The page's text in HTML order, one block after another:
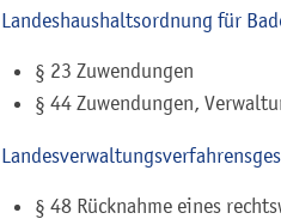
Landeshaushaltsordnung für
§ 23 Zuwendungen
§ 44 Zuwendungen,
§ 48 Rücknahme eines